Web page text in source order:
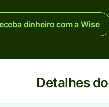
dinheiro com a Wise
Detalhes